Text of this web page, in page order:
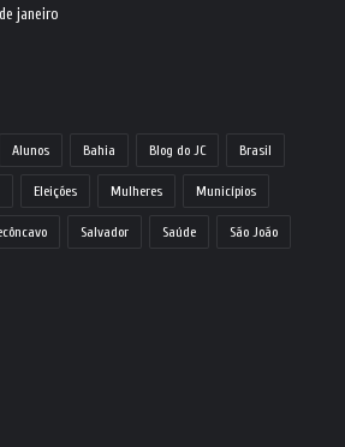
janeiro
Alunos Bahia Blog do JC Brasil
Eleições Mulheres Municípios
Salvador Saúde São João